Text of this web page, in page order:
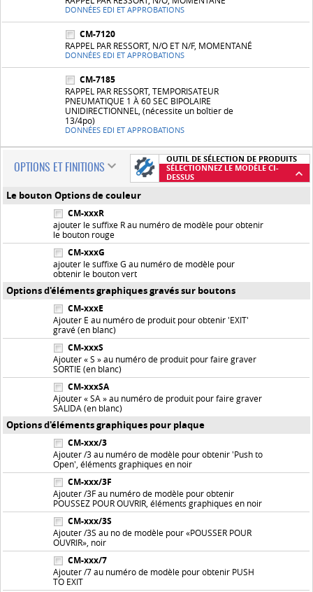
DONNÉES EDI ET APPROBATIONS
CM-7120
RAPPEL PAR RESSORT, N/O ET N/F, MOMENTANÉ
DONNÉES EDI ET APPROBATIONS
CM-7185
RAPPEL PAR RESSORT, TEMPORISATEUR
PNEUMATIQUE 1 À 60 SEC BIPOLAIRE
UNIDIRECTIONNEL, (nécessite un boîtier de
13/4po)
DONNÉES EDI ET APPROBATIONS
OPTIONS ET FINITIONS
OUTIL DE SÉLECTION DE PRODUITS
SÉLECTIONNEZ LE MODÈLE CI-
DESSUS
Le bouton Options de couleur
CM-xxxR
ajouter le suffixe R au numéro de modèle pour obtenir
le bouton rouge
CM-xxxG
ajouter le suffixe G au numéro de modèle pour
obtenir le bouton vert
Options d'éléments graphiques gravés sur boutons
CM-xxxE
Ajouter E au numéro de produit pour obtenir 'EXIT'
gravé (en blanc)
CM-xxxS
Ajouter « S » au numéro de produit pour faire graver
SORTIE (en blanc)
CM-xxxSA
Ajouter « SA » au numéro de produit pour faire graver
SALIDA (en blanc)
Options d'éléments graphiques pour plaque
CM-xxx/3
Ajouter /3 au numéro de modèle pour obtenir 'Push to
Open', éléments graphiques en noir
CM-xxx/3F
Ajouter /3F au numéro de modèle pour obtenir
POUSSEZ POUR OUVRIR, éléments graphiques en noir
CM-xxx/3S
Ajouter /3S au no de modèle pour «POUSSER POUR
OUVRIR», noir
CM-xxx/7
Ajouter /7 au numéro de modèle pour obtenir PUSH
TO EXIT